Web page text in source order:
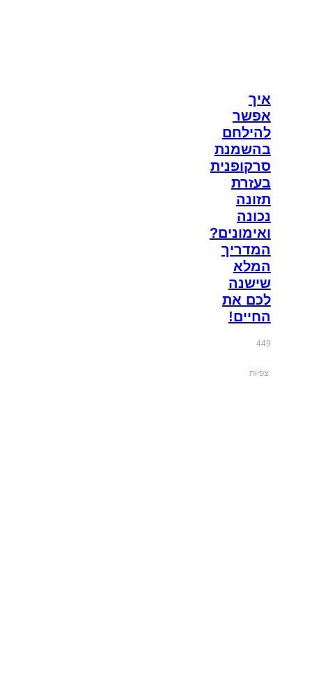
איך
אפשר
להילחם
בהשמנת
סרקופנית
בעזרת
תזונה
נכונה
ואימונים?
המדריך
המלא
שישנה
לכם את
החיים!
449
צפיות